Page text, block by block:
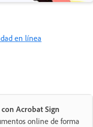
en línea
Acrobat Sign
online de forma